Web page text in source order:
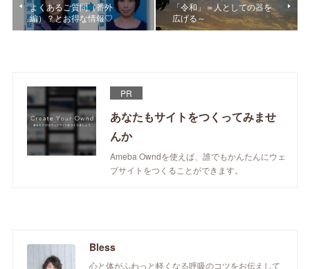
よくあるご質問（番外
編）？とお得な情報♡
「令和」＝人としての器を
広げる～
PR
あなたもサイトをつくってみませ
んか
Ameba Owndを使えば、誰でもかんたんにウェ
ブサイトをつくることができます。
Bless
心と体がふわっと軽くなる呼吸のコツをお伝えして